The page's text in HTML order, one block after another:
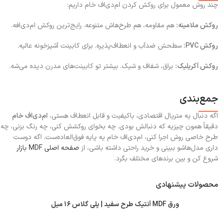
چند روش معمول برای روکش کردن ام‌دی‌اف خام داریم:
روکش ملامینه: هم مقاومه، هم طرح‌هاش متنوعه. رایج‌ترین روکش ام‌دی‌افه.
روکش PVC:
سطحش ضدآب و انعطاف‌پذیره. برای کابینت آشپزخونه عالیه.
روکش آکریلیک: براق، شفاف و شیک. بیشتر تو کابینت‌های مدرن دیده می‌شه.
جمع‌بندی
اگه دنبال یه متریال اقتصادی، باکیفیت و قابل انعطاف هستی، ام‌دی‌اف خام
دقیقاً همون چیزیه که دنبالش بودی. چه بخوای روکشش کنی، چه رنگ بزنی، چه
طرح خاصی روش اجرا کنی، ام‌دی‌اف خام یه پایه فوق‌العاده‌ست. اگه دوست
داری مدل‌هاشو ببینی و خرید راحتی داشته باشی، از صفحه اصلی MDF بازار
شروع کن و بین برندهای مختلف بگرد.
محصولات پیشنهادی
ورق MDF آنتیک طرح سفید | پلی گلاس ۱۶ میل